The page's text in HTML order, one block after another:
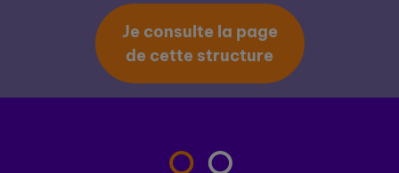
Je consulte la page
de cette structure